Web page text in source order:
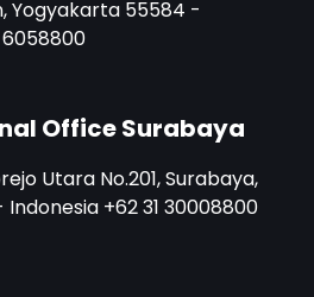
Yogyakarta 55584 -
Office Surabaya
Utara No.201, Surabaya,
Indonesia +62 31 30008800